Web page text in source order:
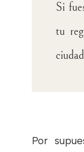
Si
tu
Por